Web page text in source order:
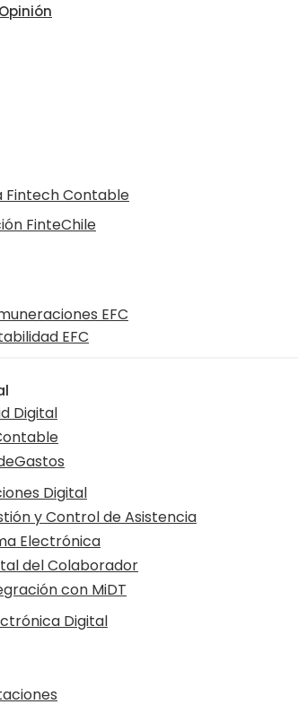
Fintech Contable
FinteChile
EFC
EFC
Digital
Digital
y Control de Asistencia
Electrónica
del Colaborador
con MiDT
Digital